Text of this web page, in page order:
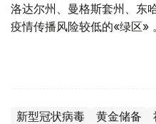
洛达尔州、曼格斯套州、东
疫情传播风险较低的«绿区» 。
新型冠状病毒 黄金储备